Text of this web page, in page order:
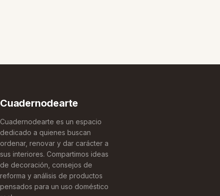
Cuadernodearte
Cuadernodearte es un espacio
dedicado a quienes buscan
ordenar, renovar y dar carácter a
sus interiores. Compartimos ideas
de decoración, consejos de
reforma y análisis de productos
pensados para un uso doméstico